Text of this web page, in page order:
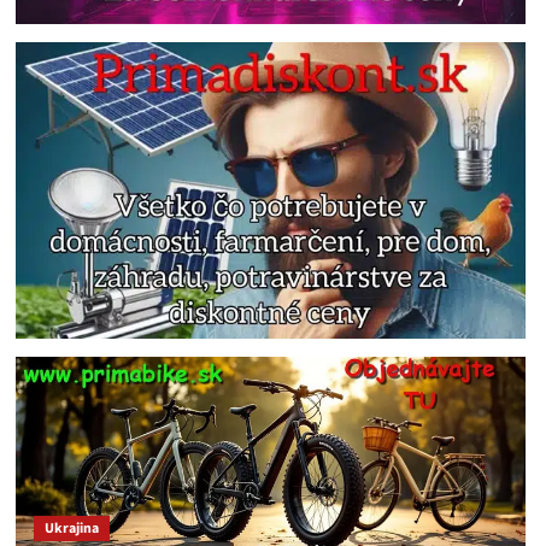
Ukrajina